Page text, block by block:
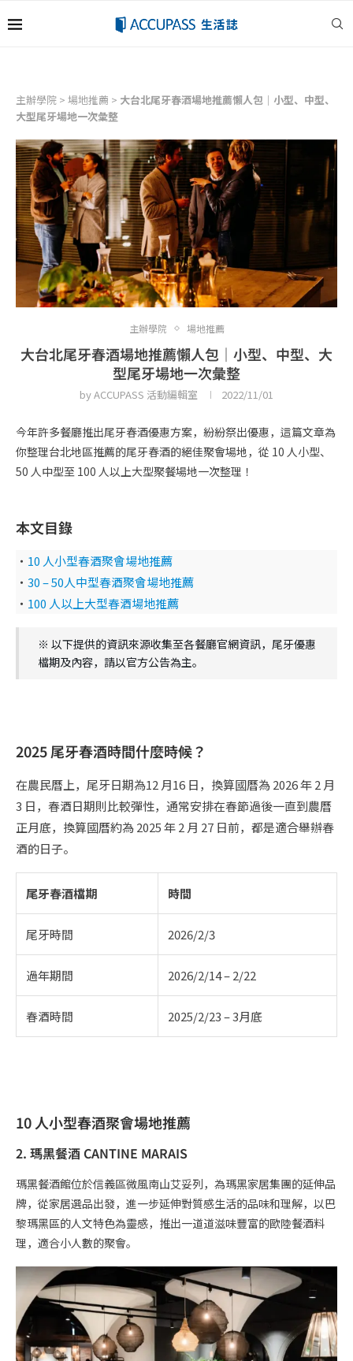
主辦學院 > 場地推薦 > 大台北尾牙春酒場地推薦懶人包｜小型、中型、
大型尾牙場地一次彙整
主辦學院 場地推薦
大台北尾牙春酒場地推薦懶人包｜小型、中型、大
型尾牙場地一次彙整
byACCUPASS 活動編輯室 2022/11/01
今年許多餐廳推出尾牙春酒優惠方案，紛紛祭出優惠，這篇文章為
你整理台北地區推薦的尾牙春酒的絕佳聚會場地，從 10 人小型、
50 人中型至 100 人以上大型聚餐場地一次整理！
本文目錄
・ 10 人小型春酒聚會場地推薦
・ 30 – 50人中型春酒聚會場地推薦
・ 100 人以上大型春酒場地推薦
※ 以下提供的資訊來源收集至各餐廳官網資訊，尾牙優惠
檔期及內容，請以官方公告為主。
2025 尾牙春酒時間什麼時候？
在農民曆上，尾牙日期為12 月16 日，換算國曆為 2026 年 2 月
3 日，春酒日期則比較彈性，通常安排在春節過後一直到農曆
正月底，換算國曆約為 2025 年 2 月 27 日前，都是適合舉辦春
酒的日子。
尾牙春酒檔期 時間
尾牙時間 2026/2/3
過年期間 2026/2/14 – 2/22
春酒時間 2025/2/23 – 3月底
10 人小型春酒聚會場地推薦
2. 瑪黑餐酒 CANTINE MARAIS
瑪黑餐酒館位於信義區微風南山艾妥列，為瑪黑家居集團的延伸品
牌，從家居選品出發，進一步延伸對質感生活的品味和理解，以巴
黎瑪黑區的人文特色為靈感，推出一道道滋味豐富的歐陸餐酒料
理，適合小人數的聚會。